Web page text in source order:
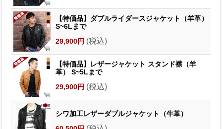
【特価品】ダブルライダースジャケット（羊革）
S~6Lまで
29,900円 (税込)
【特価品】レザージャケット スタンド襟（羊
革） S~5Lまで
29,900円 (税込)
シワ加工レザーダブルジャケット（牛革）